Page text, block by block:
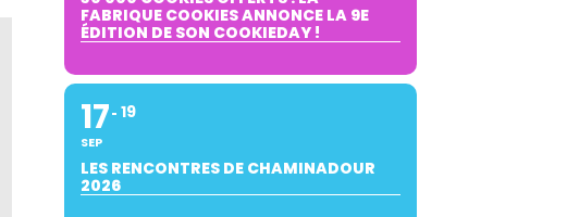
FABRIQUE COOKIES ANNONCE LA 9E
ÉDITION DE SON COOKIEDAY !
17
SEP
19
LES RENCONTRES DE CHAMINADOUR
2026